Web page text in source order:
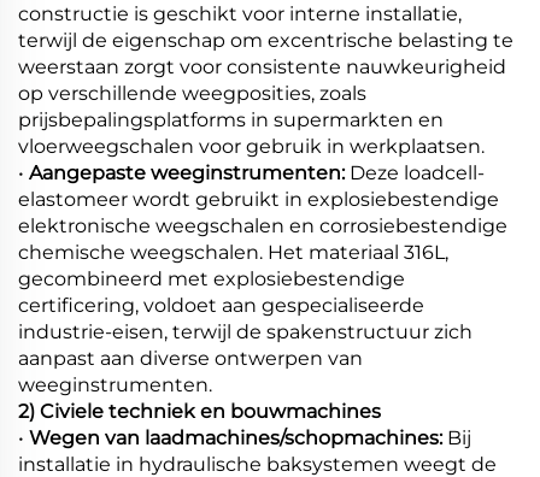
constructie is geschikt voor interne installatie,
terwijl de eigenschap om excentrische belasting te
weerstaan zorgt voor consistente nauwkeurigheid
op verschillende weegposities, zoals
prijsbepalingsplatforms in supermarkten en
vloerweegschalen voor gebruik in werkplaatsen.
• Aangepaste weeginstrumenten: Deze loadcell-
elastomeer wordt gebruikt in explosiebestendige
elektronische weegschalen en corrosiebestendige
chemische weegschalen. Het materiaal 316L,
gecombineerd met explosiebestendige
certificering, voldoet aan gespecialiseerde
industrie-eisen, terwijl de spakenstructuur zich
aanpast aan diverse ontwerpen van
weeginstrumenten.
2) Civiele techniek en bouwmachines
• Wegen van laadmachines/schopmachines: Bij
installatie in hydraulische baksystemen weegt de